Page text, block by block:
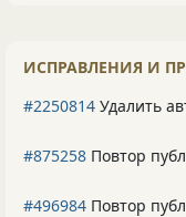
ИСПРАВЛЕНИЯ И
#2250814 Удалить
#875258 Повтор
#496984 Повтор